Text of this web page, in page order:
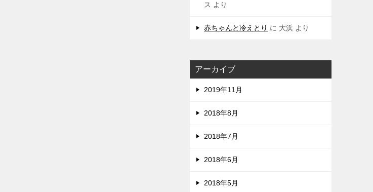
ス より
赤ちゃんと冷えとり に 大浜 より
アーカイブ
2019年11月
2018年8月
2018年7月
2018年6月
2018年5月